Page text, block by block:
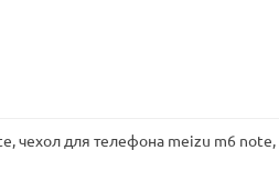
,чехол для телефона meizu m6 note,